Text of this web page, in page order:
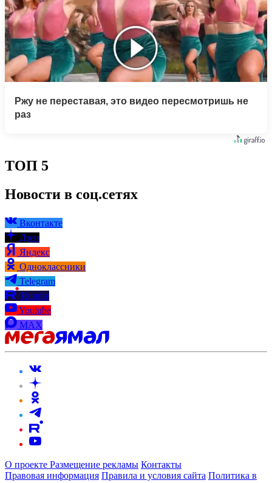
Ржу не переставая, это видео пересмотришь не
раз
ТОП 5
Новости в соц.сетях
Вконтакте
Дзен
Яндекс
Одноклассники
Telegram
Rutube
Youtube
MAX
О проекте Размещение рекламы Контакты
Правовая информация Правила и условия сайта Политика в